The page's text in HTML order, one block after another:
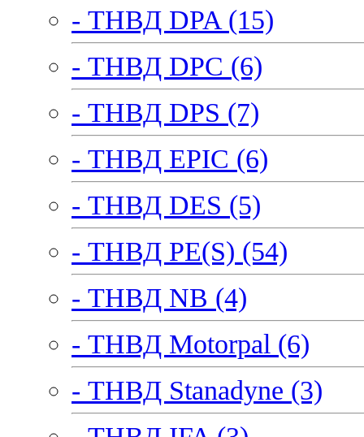
- ТНВД DPA (15)
- ТНВД DPC (6)
- ТНВД DPS (7)
- ТНВД EPIC (6)
- ТНВД DES (5)
- ТНВД PE(S) (54)
- ТНВД NB (4)
- ТНВД Motorpal (6)
- ТНВД Stanadyne (3)